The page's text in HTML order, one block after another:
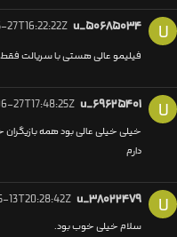
U u_۵۰۶۸۵۰۳۴
فیلیمو عالی هستی با سریالت فقط
U u_۶۹۶۲۵۴۰۱ 27T17:48:25Z
خیلی خیلی عالی بود همه
دارم
U u_۳۸۰۲۲۴۷۹ 13T20:28:42Z
سلام خیلی خوب بود.